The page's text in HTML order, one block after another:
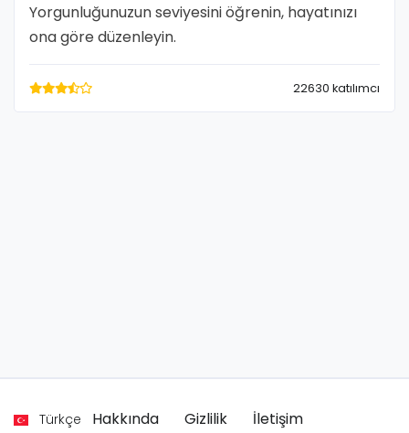
Yorgunluğunuzun seviyesini öğrenin, hayatınızı
ona göre düzenleyin.
22630 katılımcı
Türkçe Hakkında Gizlilik İletişim